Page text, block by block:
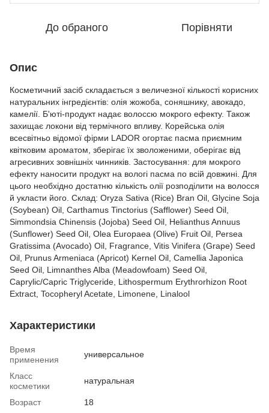
До обраного Порівняти
Опис
Косметичний засіб складається з величезної кількості корисних
натуральних інгредієнтів: олія жожоба, соняшнику, авокадо,
камелії. Б'юті-продукт надає волоссю мокрого ефекту. Також
захищає локони від термічного впливу. Корейська олія
всесвітньо відомої фірми LADOR огортає пасма приємним
квітковим ароматом, зберігає їх зволоженими, оберігає від
агресивних зовнішніх чинників. Застосування: для мокрого
ефекту наносити продукт на вологі пасма по всій довжині. Для
цього необхідно достатню кількість олії розподілити на волосся
й укласти його. Склад: Oryza Sativa (Rice) Bran Oil, Glycine Soja
(Soybean) Oil, Carthamus Tinctorius (Safflower) Seed Oil,
Simmondsia Chinensis (Jojoba) Seed Oil, Helianthus Annuus
(Sunflower) Seed Oil, Olea Europaea (Olive) Fruit Oil, Persea
Gratissima (Avocado) Oil, Fragrance, Vitis Vinifera (Grape) Seed
Oil, Prunus Armeniaca (Apricot) Kernel Oil, Camellia Japonica
Seed Oil, Limnanthes Alba (Meadowfoam) Seed Oil,
Caprylic/Capric Triglyceride, Lithospermum Erythrorhizon Root
Extract, Tocopheryl Acetate, Limonene, Linalool
Характеристики
Время
применения
универсальное
Класс
косметики
натуральная
Возраст
18